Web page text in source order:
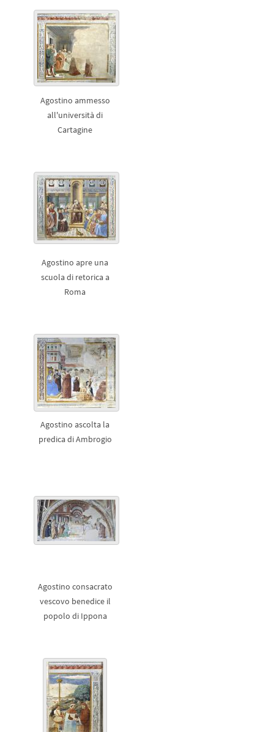
Agostino ammesso
all'università di
Cartagine
Agostino apre una
scuola di retorica a
Roma
Agostino ascolta la
predica di Ambrogio
Agostino consacrato
vescovo benedice il
popolo di Ippona